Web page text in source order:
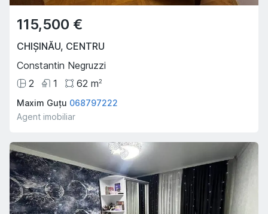
115,500 €
CHIȘINĂU, CENTRU
Constantin Negruzzi
2
1 62 m2
Maxim Guțu 068797222
Agent imobiliar